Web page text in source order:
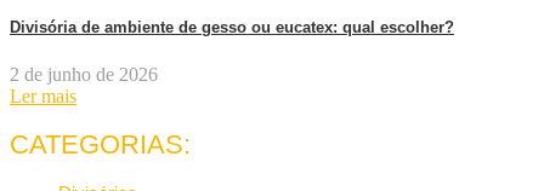
Divisória de ambiente de gesso ou eucatex: qual escolher?
2 de junho de 2026
Ler mais
CATEGORIAS: